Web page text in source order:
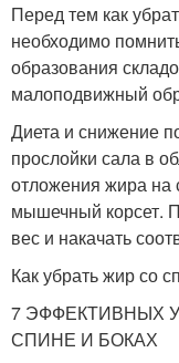
Перед тем как
необходимо
образования
малоподвижный
Диета и снижение
прослойки сала в
отложения жира на
мышечный корсет.
вес и накачать
Как убрать жир со
7 ЭФФЕКТИВНЫХ
СПИНЕ И БОКАХ